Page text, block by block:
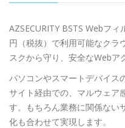
AZSECURITY BSTS Webフ
円（税抜）で利用可能なクラ
スクから守り、安全なWebア
パソコンやスマートデバイス
サイト経由での、マルウェア
す。もちろん業務に関係ない
化も合わせて実現します。